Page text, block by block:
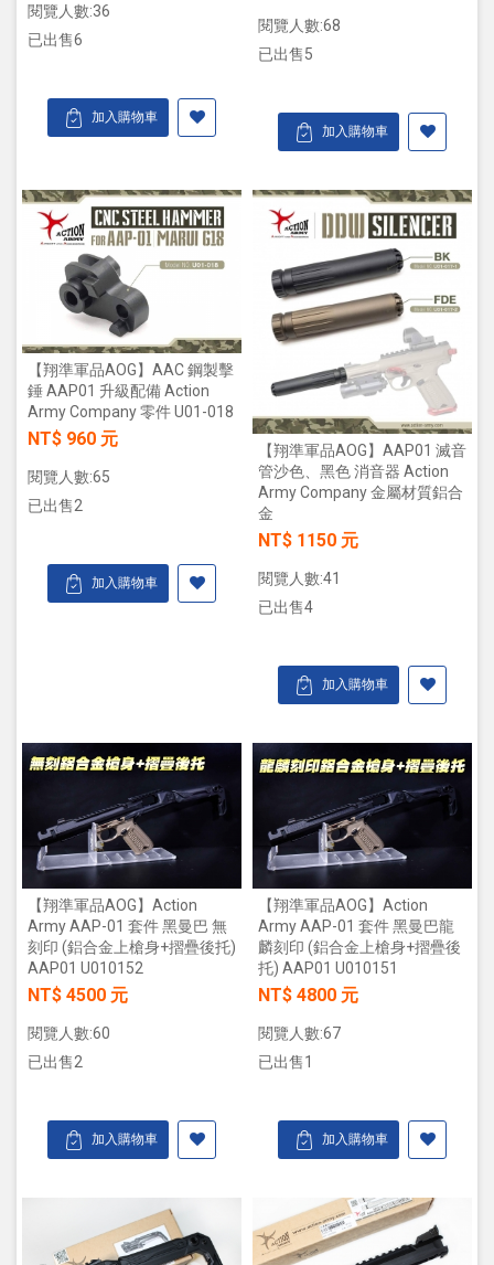
閱覽人數:36
已出售6
加入購物車
閱覽人數:68
已出售5
加入購物車
【翔準軍品AOG】AAC 鋼製擊
錘 AAP01 升級配備 Action
Army Company 零件 U01-018
NT$ 960 元
閱覽人數:65
已出售2
加入購物車
【翔準軍品AOG】AAP01 滅音
管沙色、黑色 消音器 Action
Army Company 金屬材質鋁合
金
NT$ 1150 元
閱覽人數:41
已出售4
加入購物車
【翔準軍品AOG】Action
Army AAP-01 套件 黑曼巴 無
刻印 (鋁合金上槍身+摺疊後托)
AAP01 U010152
NT$ 4500 元
閱覽人數:60
已出售2
加入購物車
【翔準軍品AOG】Action
Army AAP-01 套件 黑曼巴龍
麟刻印 (鋁合金上槍身+摺疊後
托) AAP01 U010151
NT$ 4800 元
閱覽人數:67
已出售1
加入購物車